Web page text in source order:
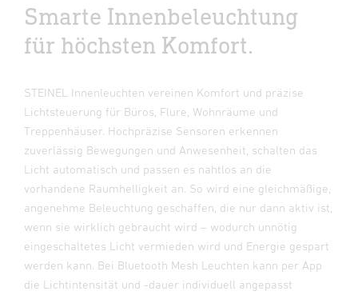
Smarte Innenbeleuchtung
für höchsten Komfort.
STEINEL Innenleuchten vereinen Komfort und präzise
Lichtsteuerung für Büros, Flure, Wohnräume und
Treppenhäuser. Hochpräzise Sensoren erkennen
zuverlässig Bewegungen und Anwesenheit, schalten das
Licht automatisch und passen es nahtlos an die
vorhandene Raumhelligkeit an. So wird eine gleichmäßige,
angenehme Beleuchtung geschaffen, die nur dann aktiv ist,
wenn sie wirklich gebraucht wird – wodurch unnötig
eingeschaltetes Licht vermieden wird und Energie gespart
werden kann. Bei Bluetooth Mesh Leuchten kann per App
die Lichtintensität und -dauer individuell angepasst